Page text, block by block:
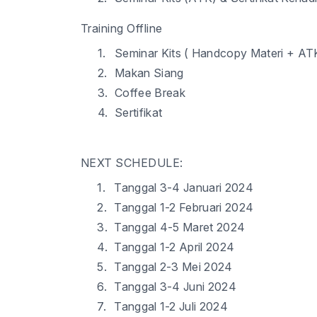
Training Offline
1.
Seminar Kits ( Handcopy Materi +
2.
Makan Siang
3. Coffee Break
4. Sertifikat
NEXT SCHEDULE:
1.
Tanggal 3-4 Januari 2024
2. Tanggal 1-2 Februari 2024
3. Tanggal 4-5 Maret 2024
4. Tanggal 1-2 April 2024
5. Tanggal 2-3 Mei 2024
6. Tanggal 3-4 Juni 2024
7.
Tanggal 1-2 Juli 2024